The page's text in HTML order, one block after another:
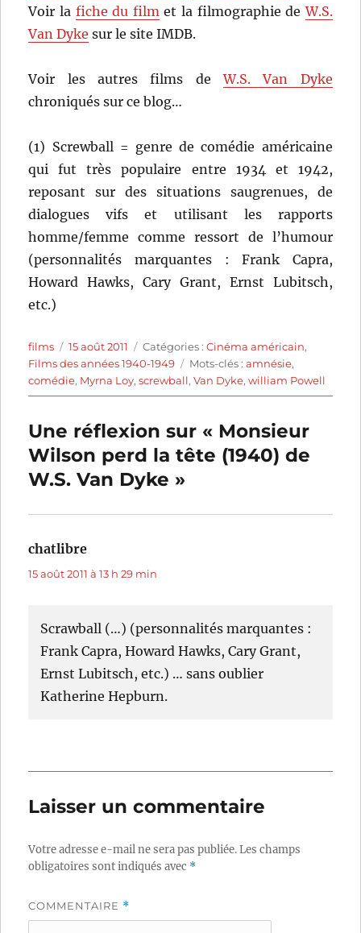
Voir la fiche du filmet la filmographie deW.S.
Van Dyke sur le site IMDB.
Voir les autres films deW.S. Van Dyke
chroniqués sur ce blog…
(1) Screwball = genre de comédie américaine
qui fut très populaire entre 1934 et 1942,
reposant sur des situations saugrenues, de
dialogues vifs et utilisant les rapports
homme/femme comme ressort de l’humour
(personnalités marquantes : Frank Capra,
Howard Hawks, Cary Grant, Ernst Lubitsch,
etc.)
Auteur
films
Publié
le
15 août 2011 Catégories
Catégories :Cinéma américain,
Films des années 1940-1949
Étiquettes
Mots-clés :amnésie,
comédie, Myrna Loy,screwball,Van Dyke,william Powell
Une réflexion sur « Monsieur
Wilson perd la tête (1940) de
W.S. Van Dyke »
chatlibre
15 août 2011 à 13 h 29 min
Scrawball (…) (personnalités marquantes :
Frank Capra, Howard Hawks, Cary Grant,
Ernst Lubitsch, etc.) … sans oublier
Katherine Hepburn.
Laisser un commentaire
Votre adresse e-mail ne sera pas publiée.Les champs
obligatoires sont indiqués avec *
COMMENTAIRE *